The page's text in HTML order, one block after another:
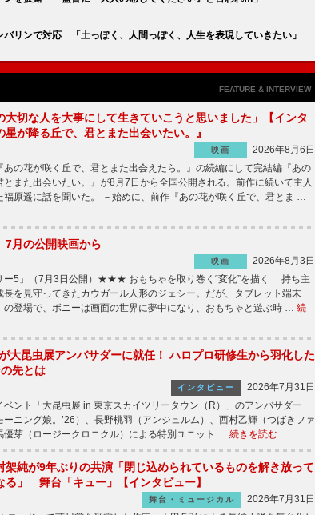
リンで対応 「土っぽく、人間っぽく、人生を表現していきたい」
FEATURE & INTERVIEW
大切な人を大事にして生きていこうと思いました」【インタ
星が降る丘で、君とまた出会いたい。』
映画
2026年8月6日
の花が咲く丘で、君とまた出会えたら。』の続編にして完結編『あの
とまた出会いたい。』が8月7日から全国公開される。前作に続いて主人
福原遥に話を聞いた。 －始めに、前作『あの花が咲く丘で、君とま …
7月の公開映画から
映画
2026年8月3日
ー5」（7月3日公開）★★★ おもちゃを取り巻く“変化”を描く 持ち主
長を見守ってきたカウガール人形のジェシー。だが、タブレット端末
の登場で、ボニーは画面の世界に夢中になり、おもちゃと遊ぶ時 … 続
大昆虫展アンバサダーに就任！ ハロプロ研修生から羽化した
先とは
インタビュー
2026年7月31日
ント「大昆虫展 in 東京スカイツリータウン（R）」のアンバサダー
ーニング娘。’26）、長野桃羽（アンジュルム）、西村乙輝（つばきファ
優芽（ロージークロニクル）による特別ユニット … 続きを読む
架純が9年ぶりの共演「閉じ込められているものを解き放って
る」 舞台「キュー」【インタビュー】
舞台・ミュージカル
2026年7月31日